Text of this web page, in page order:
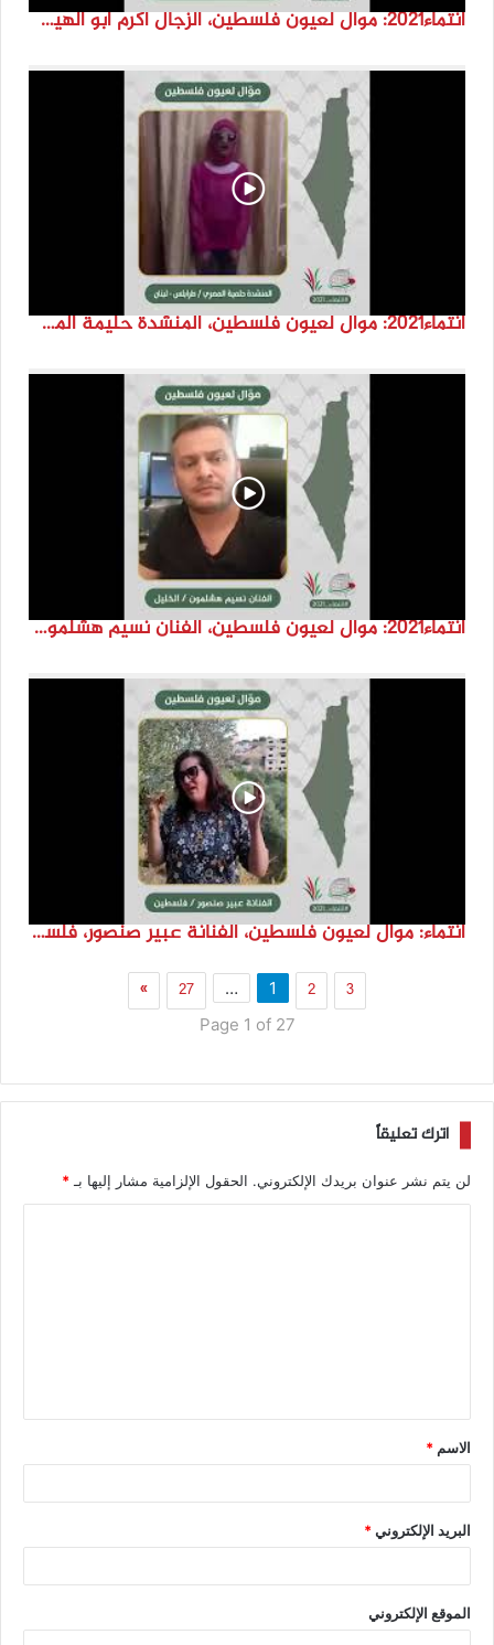
انتماء2021: موال لعيون فلسطين، الزجال أكرم أبو الهيجا، الاردن
انتماء2021: موال لعيون فلسطين، المنشدة حليمة المصري، لبنان
انتماء2021: موال لعيون فلسطين، الفنان نسيم هشلمون، فلسطين
انتماء: موال لعيون فلسطين، الفنانة عبير صنصور، فلسطين
1 2 3
…
27
»
Page 1 of 27
اترك تعليقاً
لن يتم نشر عنوان بريدك الإلكتروني. الحقول الإلزامية مشار إليها بـ *
الاسم *
البريد الإلكتروني*
الموقع الإلكتروني